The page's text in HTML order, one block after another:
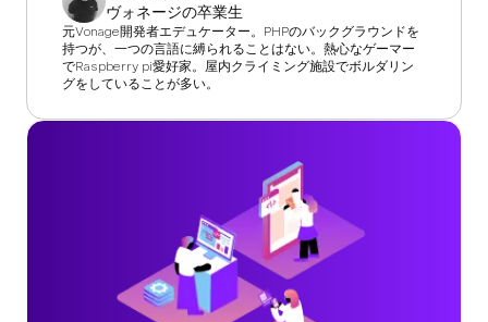
ヴォネージの卒業生
元Vonage開発者エデュケーター。PHPのバックグラウンドを
持つが、一つの言語に縛られることはない。熱心なゲーマー
でRaspberry pi愛好家。屋内クライミング施設でボルダリン
グをしていることが多い。